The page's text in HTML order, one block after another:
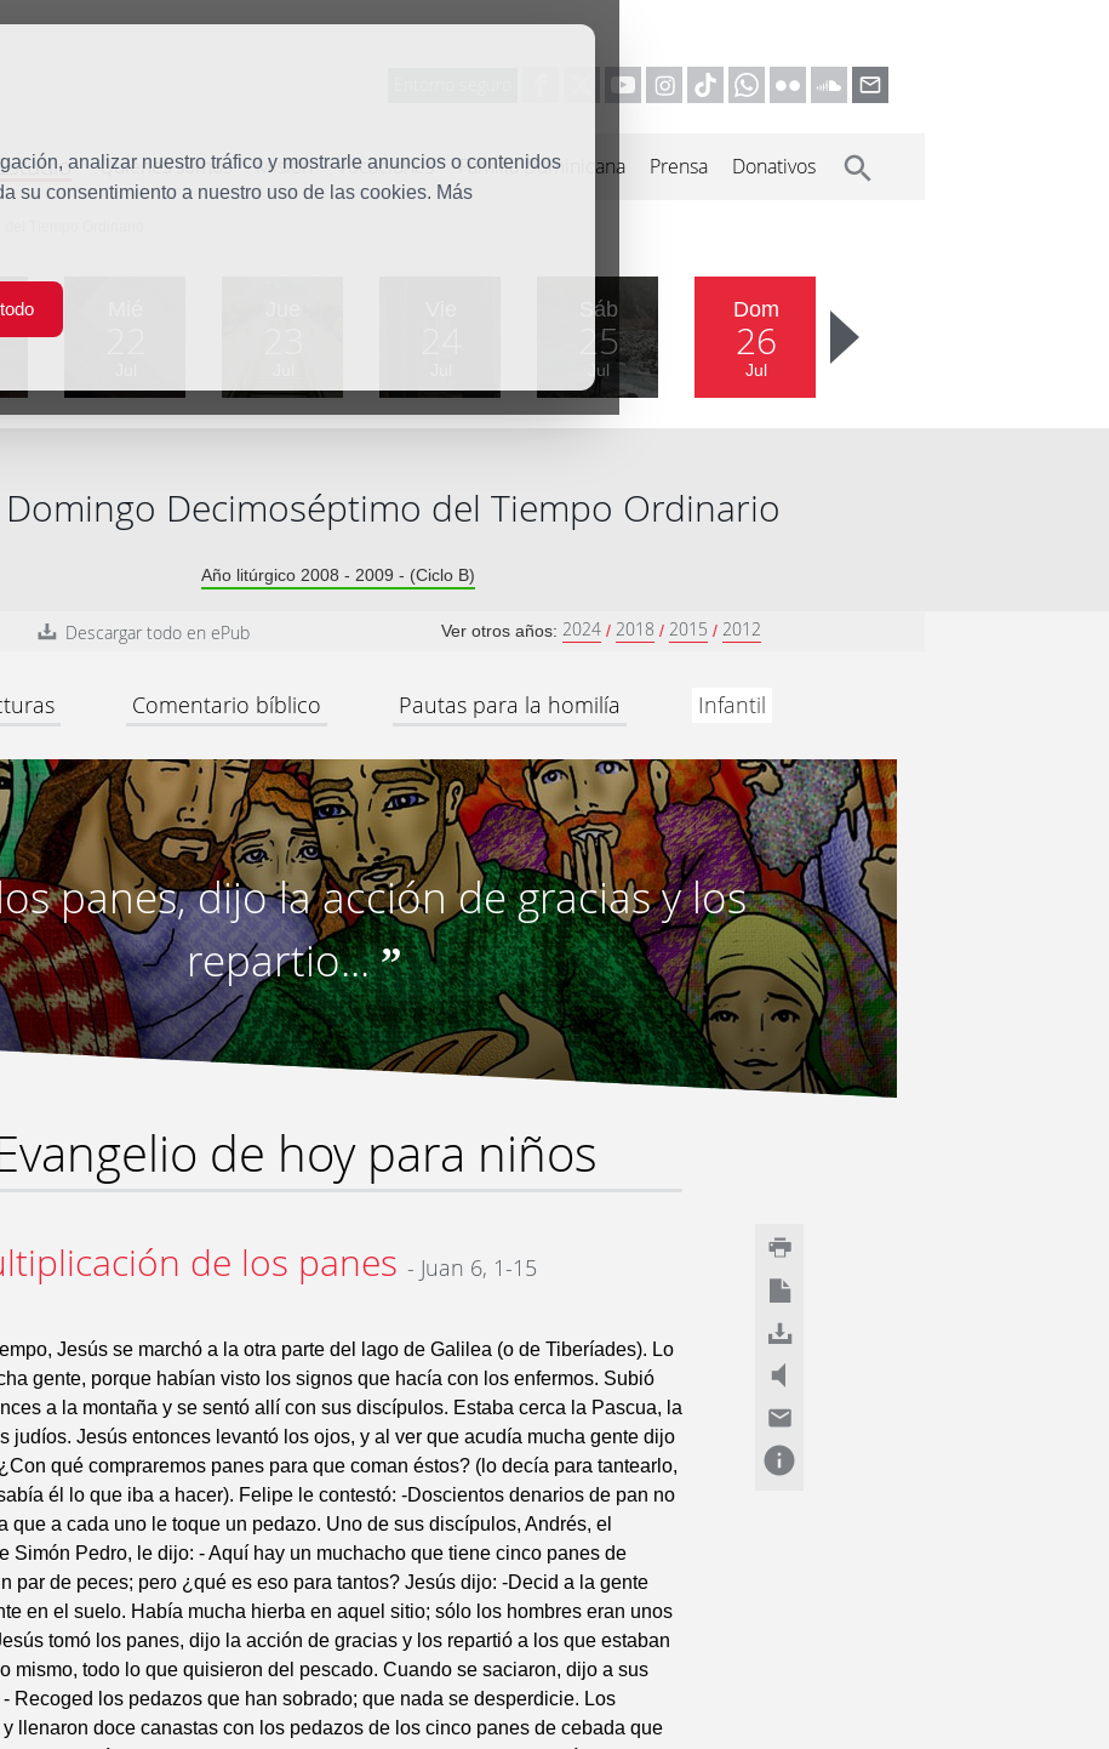
analizar nuestro tráfico y mostrarle anuncios o contenidos
su consentimiento a nuestro uso de las cookies. Más
Quiénes somos Misión Vocaciones Familia Dominicana Prensa Donativos
Tiempo Ordinario
Sáb
25
Jul
Dom
26
Jul
Decimoséptimo del Tiempo Ordinario
Año litúrgico 2008 - 2009 - (Ciclo B)
Descargar todo en ePub Ver otros años: 2024 / 2018 / 2015 / 2012
Comentario bíblico Pautas para la homilía Infantil
panes, dijo la acción de gracias y los
repartio...”
de hoy para niños
de los panes - Juan 6, 1-15
Jesús se marchó a la otra parte del lago de Galilea (o de Tiberíades). Lo
gente, porque habían visto los signos que hacía con los enfermos. Subió
a la montaña y se sentó allí con sus discípulos. Estaba cerca la Pascua, la
judíos. Jesús entonces levantó los ojos, y al ver que acudía mucha gente dijo
qué compraremos panes para que coman éstos? (lo decía para tantearlo,
él lo que iba a hacer). Felipe le contestó: -Doscientos denarios de pan no
que a cada uno le toque un pedazo. Uno de sus discípulos, Andrés, el
Simón Pedro, le dijo: - Aquí hay un muchacho que tiene cinco panes de
par de peces; pero ¿qué es eso para tantos? Jesús dijo: -Decid a la gente
en el suelo. Había mucha hierba en aquel sitio; sólo los hombres eran unos
tomó los panes, dijo la acción de gracias y los repartió a los que estaban
mismo, todo lo que quisieron del pescado. Cuando se saciaron, dijo a sus
Recoged los pedazos que han sobrado; que nada se desperdicie. Los
llenaron doce canastas con los pedazos de los cinco panes de cebada que